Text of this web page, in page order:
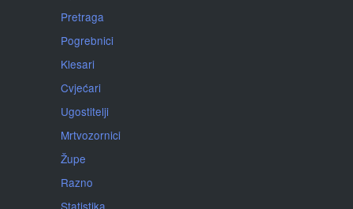
Pretraga
Pogrebnici
Klesari
Cvjećari
Ugostitelji
Mrtvozornici
Župe
Razno